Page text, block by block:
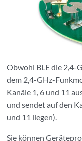
Obwohl BLE die 2,4-
dem 2,4-GHz-
Kanäle 1, 6 und 11
und sendet auf den
und 11 liegen).
Sie können